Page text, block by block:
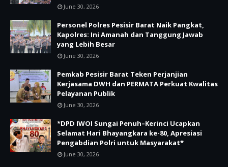
June 30, 2026
Personel Polres Pesisir Barat Naik Pangkat,
Kapolres: Ini Amanah dan Tanggung Jawab
yang Lebih Besar
June 30, 2026
Pemkab Pesisir Barat Teken Perjanjian
Kerjasama DWH dan PERMATA Perkuat Kwalitas
Pelayanan Publik
June 30, 2026
*DPD IWOI Sungai Penuh–Kerinci Ucapkan
Selamat Hari Bhayangkara ke-80, Apresiasi
Pengabdian Polri untuk Masyarakat*
June 30, 2026